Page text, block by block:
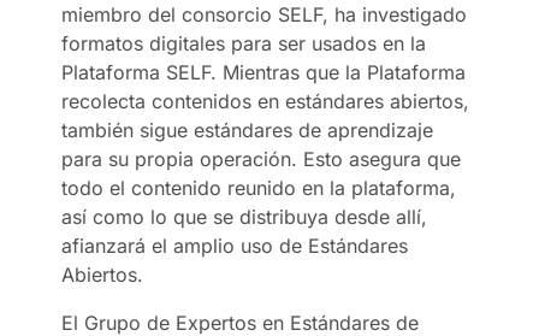
miembro del consorcio SELF, ha investigado
formatos digitales para ser usados en la
Plataforma SELF. Mientras que la Plataforma
recolecta contenidos en estándares abiertos,
también sigue estándares de aprendizaje
para su propia operación. Esto asegura que
todo el contenido reunido en la plataforma,
así como lo que se distribuya desde allí,
afianzará el amplio uso de Estándares
Abiertos.
El Grupo de Expertos en Estándares de